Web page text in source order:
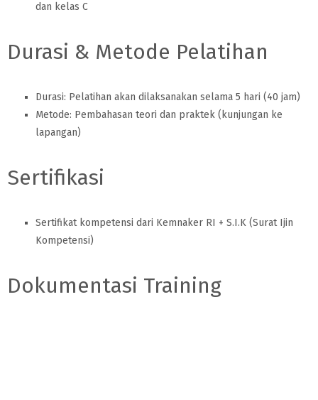
dan kelas C
Durasi & Metode Pelatihan
Durasi: Pelatihan akan dilaksanakan selama 5 hari (40 jam)
Metode: Pembahasan teori dan praktek (kunjungan ke
lapangan)
Sertifikasi
Sertifikat kompetensi dari Kemnaker RI + S.I.K (Surat Ijin
Kompetensi)
Dokumentasi Training